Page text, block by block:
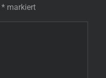
*markiert